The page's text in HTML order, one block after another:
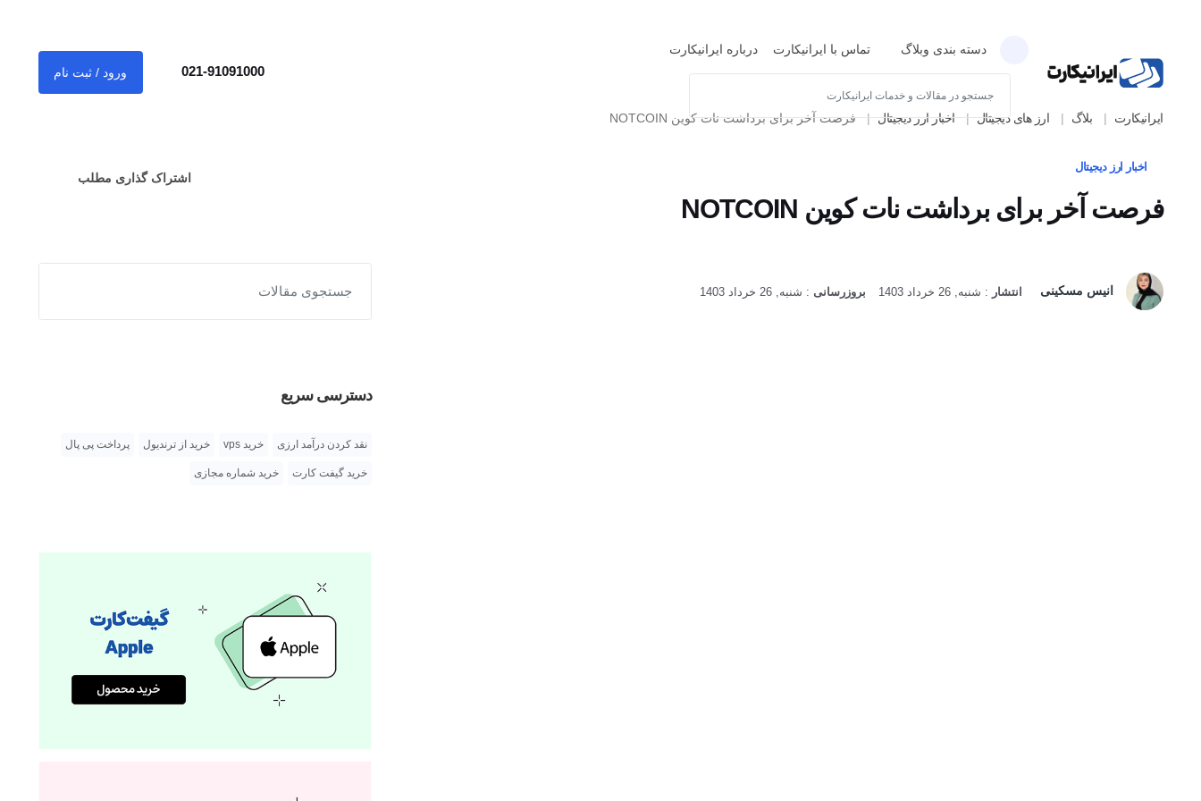
دسته بندی وبلاگ تماس با ایرانیکارت درباره ایرانیکارت ورود / ثبت نام
ایرانیکارت بلاگ ارز های دیجیتال اخبار ارز دیجیتال فرصت آخر برای برداشت نات کوین NOTCOIN
اخبار ارز دیجیتال
فرصت آخر برای برداشت نات کوین NOTCOIN
انیس مسکینی انتشار :شنبه, 26 خرداد 1403 بروزرسانی: شنبه, 26 خرداد 1403
اشتراک گذاری مطلب
دسترسی سریع
نقد کردن درآمد ارزی خرید vps خرید از ترندیول
پرداخت پی پال
خرید گیفت کارت
خرید شماره مجازی